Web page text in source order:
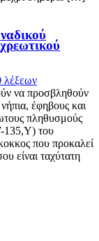
λέξεων
να προσβληθούν
έφηβους και
πληθυσμούς
135,Y) του
που προκαλεί
είναι ταχύτατη